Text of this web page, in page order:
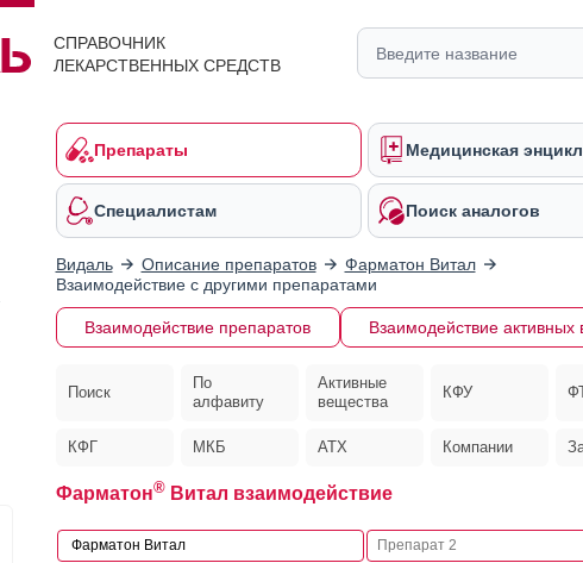
СПРАВОЧНИК
ЛЕКАРСТВЕННЫХ СРЕДСТВ
Препараты Медицинская
Специалистам Поиск аналогов
Видаль Описание препаратов
Фарматон Витал
Взаимодействие с другими препаратами
Взаимодействие препаратов Взаимодействие активных
Поиск
По
алфавиту
Активные
вещества
КФУ
КФГ МКБ АТХ Компании
Фарматон®Витал взаимодействие